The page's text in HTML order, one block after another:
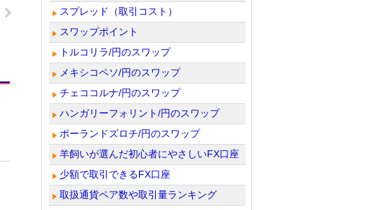
スプレッド（取引コスト）
スワップポイント
トルコリラ/円のスワップ
メキシコペソ/円のスワップ
チェココルナ/円のスワップ
ハンガリーフォリント/円のスワップ
ポーランドズロチ/円のスワップ
羊飼いが選んだ初心者にやさしいFX口座
少額で取引できるFX口座
取扱通貨ペア数や取引量ランキング